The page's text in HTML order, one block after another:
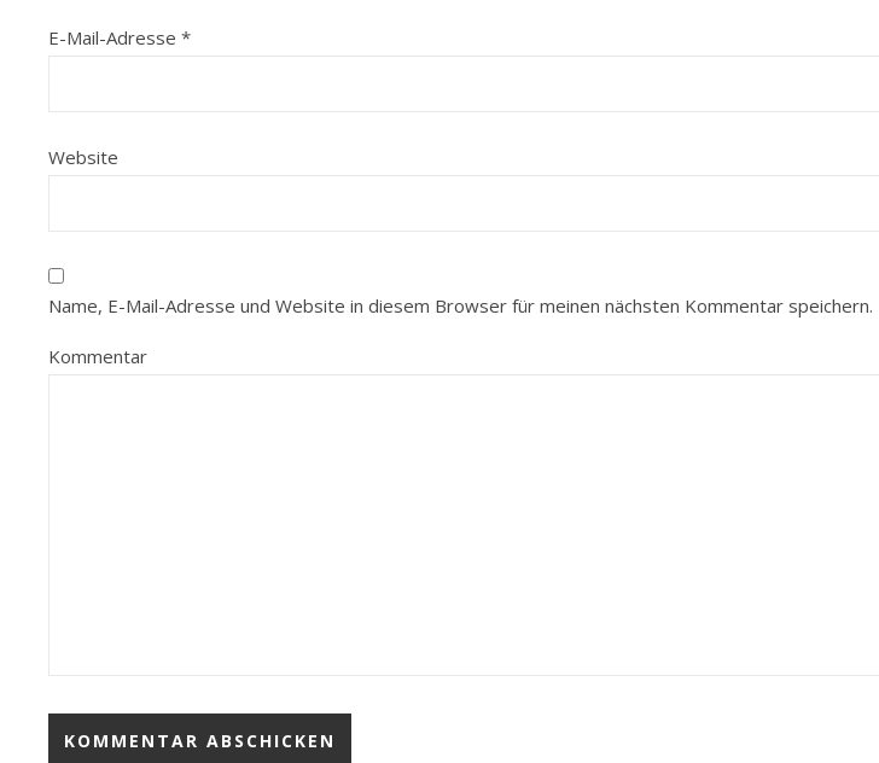
E-Mail-Adresse *
Website
Name, E-Mail-Adresse und Website in diesem Browser für meinen nächsten Kommentar speichern.
Kommentar